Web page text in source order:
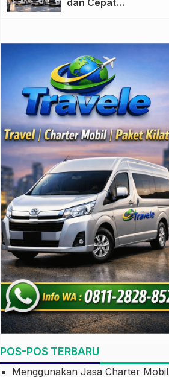
POS-POS TERBARU
Menggunakan Jasa Charter Mobil